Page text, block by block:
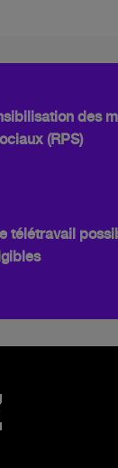
des
(RPS)
télétravail